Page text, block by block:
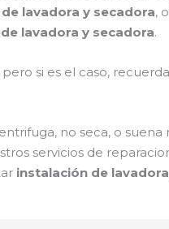
lavadora y secadora,
lavadora y secadora.
si es el caso,
no seca, o
servicios de
instalación de